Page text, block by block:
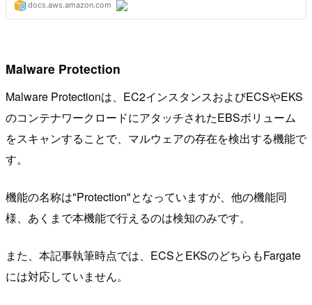
Malware Protection
Malware Protectionは、EC2インスタンスおよびECSやEKS
のコンテナワークロードにアタッチされたEBSボリューム
をスキャンすることで、マルウェアの存在を検出する機能で
す。
機能の名称は"Protection"となっていますが、他の機能同
様、あくまで本機能で行えるのは検知のみです。
また、本記事執筆時点では、ECSとEKSのどちらもFargate
には対応していません。